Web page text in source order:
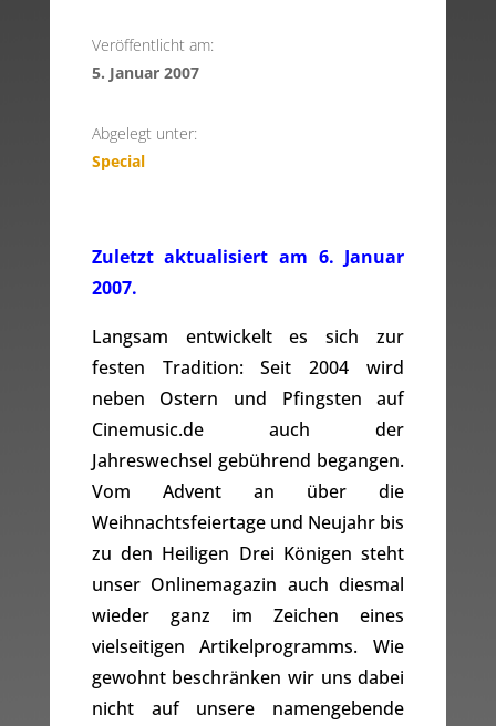
Veröffentlicht am:
5. Januar 2007
Abgelegt unter:
Special
Zuletzt aktualisiert am 6. Januar
2007.
Langsam entwickelt es sich zur
festen Tradition: Seit 2004 wird
neben Ostern und Pfingsten auf
Cinemusic.de auch der
Jahreswechsel gebührend begangen.
Vom Advent an über die
Weihnachtsfeiertage und Neujahr bis
zu den Heiligen Drei Königen steht
unser Onlinemagazin auch diesmal
wieder ganz im Zeichen eines
vielseitigen Artikelprogramms. Wie
gewohnt beschränken wir uns dabei
nicht auf unsere namengebende